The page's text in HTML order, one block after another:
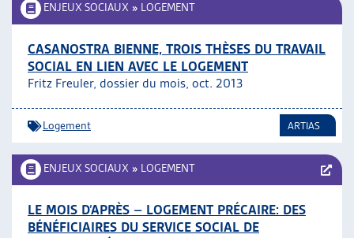
ENJEUX SOCIAUX » LOGEMENT
CASANOSTRA BIENNE, TROIS THÈSES DU TRAVAIL
SOCIAL EN LIEN AVEC LE LOGEMENT
Fritz Freuler, dossier du mois, oct. 2013
Logement ARTIAS
ENJEUX SOCIAUX » LOGEMENT
LE MOIS D’APRÈS – LOGEMENT PRÉCAIRE: DES
BÉNÉFICIAIRES DU SERVICE SOCIAL DE